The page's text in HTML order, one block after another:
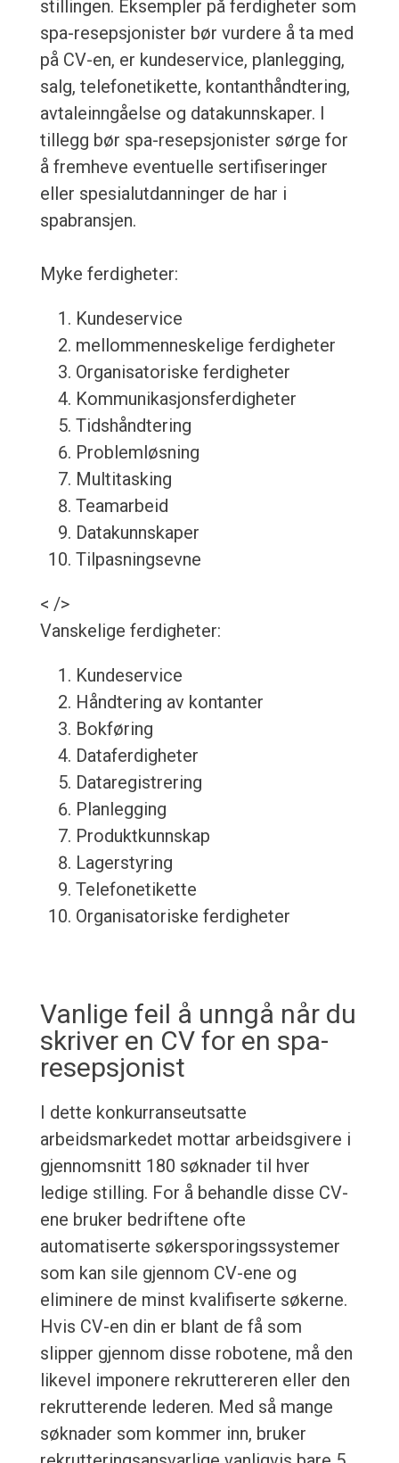
stillingen. Eksempler på ferdigheter som
spa-resepsjonister bør vurdere å ta med
på CV-en, er kundeservice, planlegging,
salg, telefonetikette, kontanthåndtering,
avtaleinngåelse og datakunnskaper. I
tillegg bør spa-resepsjonister sørge for
å fremheve eventuelle sertifiseringer
eller spesialutdanninger de har i
spabransjen.
Myke ferdigheter:
Kundeservice
mellommenneskelige ferdigheter
Organisatoriske ferdigheter
Kommunikasjonsferdigheter
Tidshåndtering
Problemløsning
Multitasking
Teamarbeid
Datakunnskaper
Tilpasningsevne
< />
Vanskelige ferdigheter:
Kundeservice
Håndtering av kontanter
Bokføring
Dataferdigheter
Dataregistrering
Planlegging
Produktkunnskap
Lagerstyring
Telefonetikette
Organisatoriske ferdigheter
Vanlige feil å unngå når du
skriver en CV for en spa-
resepsjonist
I dette konkurranseutsatte
arbeidsmarkedet mottar arbeidsgivere i
gjennomsnitt 180 søknader til hver
ledige stilling. For å behandle disse CV-
ene bruker bedriftene ofte
automatiserte søkersporingssystemer
som kan sile gjennom CV-ene og
eliminere de minst kvalifiserte søkerne.
Hvis CV-en din er blant de få som
slipper gjennom disse robotene, må den
likevel imponere rekruttereren eller den
rekrutterende lederen. Med så mange
søknader som kommer inn, bruker